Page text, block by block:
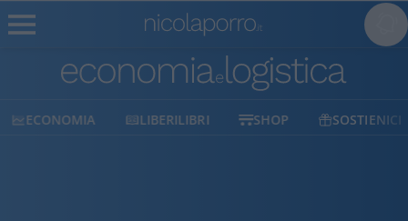
ECONOMIA LIBERILIBRI SHOP SOSTIENICI